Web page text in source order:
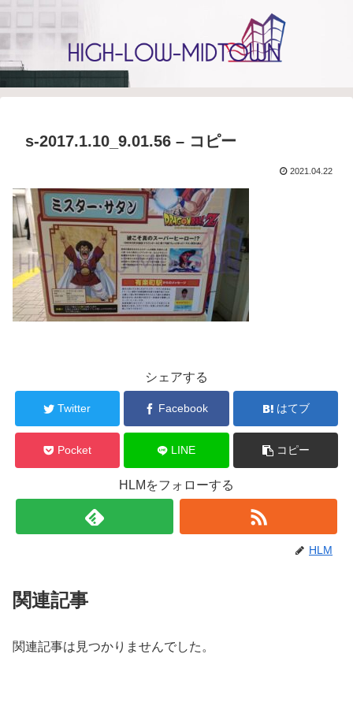
s-2017.1.10_9.01.56 – コピー
2021.04.22
シェアする
Twitter Facebook はてブ
Pocket LINE コピー
HLMをフォローする
HLM
関連記事
関連記事は見つかりませんでした。